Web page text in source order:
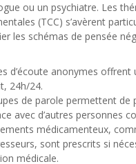
ou un psychiatre. Les
(TCC) s’avèrent
les schémas de pensée
d’écoute anonymes
24h/24.
de parole permettent de
avec d’autres personnes
médicamenteux,
sont prescrits si
médicale.